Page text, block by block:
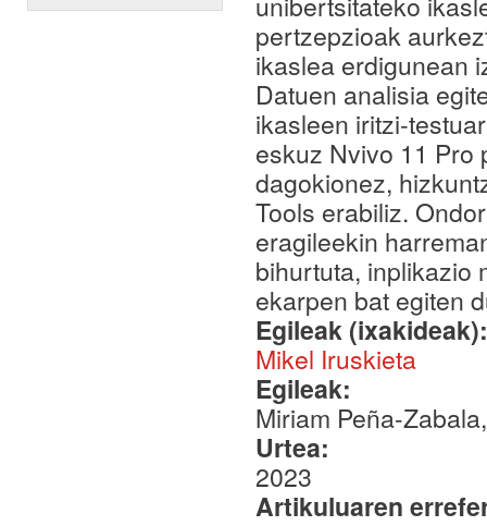
pertzepzioak
ikaslea erdigunean
Datuen analisia
ikasleen iritzi-
eskuz Nvivo 11 Pro
dagokionez,
Tools erabiliz.
eragileekin
bihurtuta, inplikazio
ekarpen bat egiten
Egileak
Mikel Iruskieta
Egileak:
Miriam Peña-
Urtea:
2023
Artikuluaren